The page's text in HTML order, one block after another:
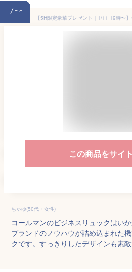
17th
この商品をサイ
ちゃゆ(50代・女性)
コールマンのビジネスリュックはい
ブランドのノウハウが詰め込まれた
クです。すっきりしたデザインも素敵